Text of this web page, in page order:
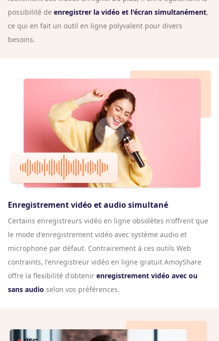
possibilité de enregistrer la vidéo et l'écran simultanément,
ce qui en fait un outil en ligne polyvalent pour divers
besoins.
Enregistrement vidéo et audio simultané
Certains enregistreurs vidéo en ligne obsolètes n'offrent que
le mode d'enregistrement vidéo avec système audio et
microphone par défaut. Contrairement à ces outils Web
contraints, l'enregistreur vidéo en ligne gratuit AmoyShare
offre la flexibilité d'obtenir enregistrement vidéo avec ou
sans audio selon vos préférences.